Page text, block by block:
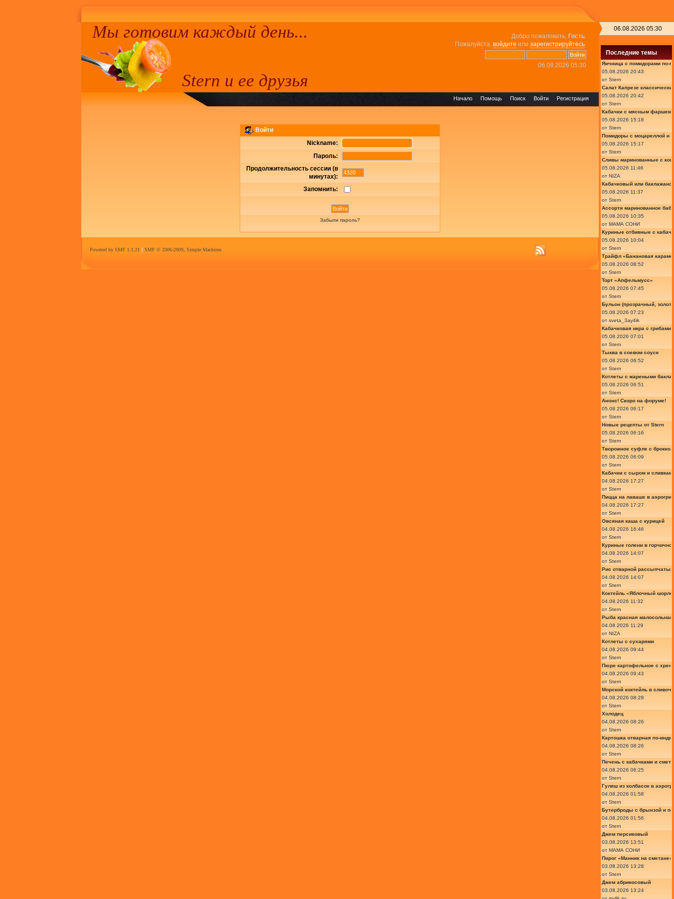
Добро пожаловать, Гость.
Пожалуйста, войдите или зарегистрируйтесь.
06.08.2026 05:30
Мы готовим каждый день...
Stern и ее друзья
Регистрация
Войти
Поиск
Помощь
Начало
Войти
Nickname:
Пароль:
Продолжительность сессии (в
минутах):
Запомнить:
Забыли пароль?
Powered by SMF 1.1.21 SMF © 2006-2009, Simple Machines
06.08.2026 05:30
Последние темы
Яичница с помидорами по-
05.08.2026 20:43
от Stern
Салат Капрезе
05.08.2026 20:42
от Stern
Кабачки с мясным фаршем
05.08.2026 15:18
от Stern
Помидоры с моцареллой и
05.08.2026 15:17
от Stern
Сливы маринованные с
05.08.2026 11:46
от NIZA
Кабачковый или
05.08.2026 11:37
от Stern
Ассорти маринованное
05.08.2026 10:35
от МАМА СОНИ
Куриные отбивные с
05.08.2026 10:04
от Stern
Трайфл «Банановая
05.08.2026 08:52
от Stern
Торт «Апфельмусс»
05.08.2026 07:45
от Stern
Бульон (прозрачный,
05.08.2026 07:23
от sveta_3ay4ik
Кабачковая икра с грибами
05.08.2026 07:01
от Stern
Тыква в соевом соусе
05.08.2026 06:52
от Stern
Котлеты с жареными
05.08.2026 06:51
от Stern
Анонс! Скоро на форуме!
05.08.2026 06:17
от Stern
Новые рецепты от Stern
05.08.2026 06:16
от Stern
Творожное суфле с
05.08.2026 06:09
от Stern
Кабачки с сыром и
04.08.2026 17:27
от Stern
Пицца на лаваше в
04.08.2026 17:27
от Stern
Овсяная каша с курицей
04.08.2026 16:46
от Stern
Куриные голени в
04.08.2026 14:07
от Stern
Рис отварной рассыпчатый
04.08.2026 14:07
от Stern
Коктейль «Яблочный
04.08.2026 11:32
от Stern
Рыба красная малосольная
04.08.2026 11:29
от NIZA
Котлеты с сухарями
04.08.2026 09:44
от Stern
Пюре картофельное с
04.08.2026 09:43
от Stern
Морской коктейль в
04.08.2026 08:28
от Stern
Холодец
04.08.2026 08:26
от Stern
Картошка отварная по-
04.08.2026 08:26
от Stern
Печень с кабачками и
04.08.2026 06:25
от Stern
Гуляш из колбасок в
04.08.2026 01:58
от Stern
Бутерброды с брынзой и
04.08.2026 01:56
от Stern
Джем персиковый
03.08.2026 13:51
от МАМА СОНИ
Пирог «Манник на сметане»
03.08.2026 13:28
от Stern
Джем абрикосовый
03.08.2026 13:24